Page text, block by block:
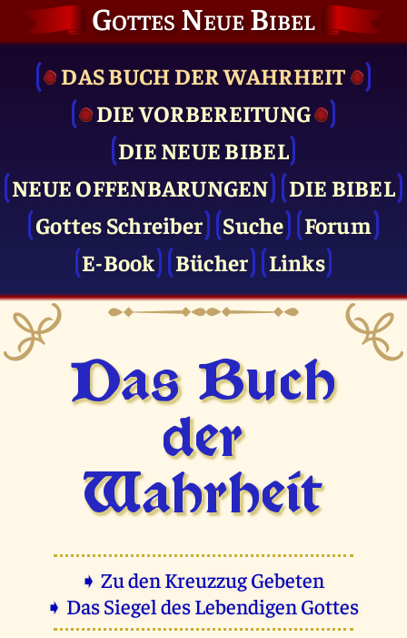
Gottes Neue Bibel
DAS BUCH DER WAHRHEIT
DIE VOR­BEREITUNG
DIE NEUE BIBEL
NEUE OFFENBARUNGEN
DIE BIBEL
Gottes Schreiber
Suche
Forum
E-Book
Bücher Links
Das Buch
der
Wahrheit
➧ Zu den Kreuzzug Gebeten
➧ Das Siegel des Lebendigen Gottes